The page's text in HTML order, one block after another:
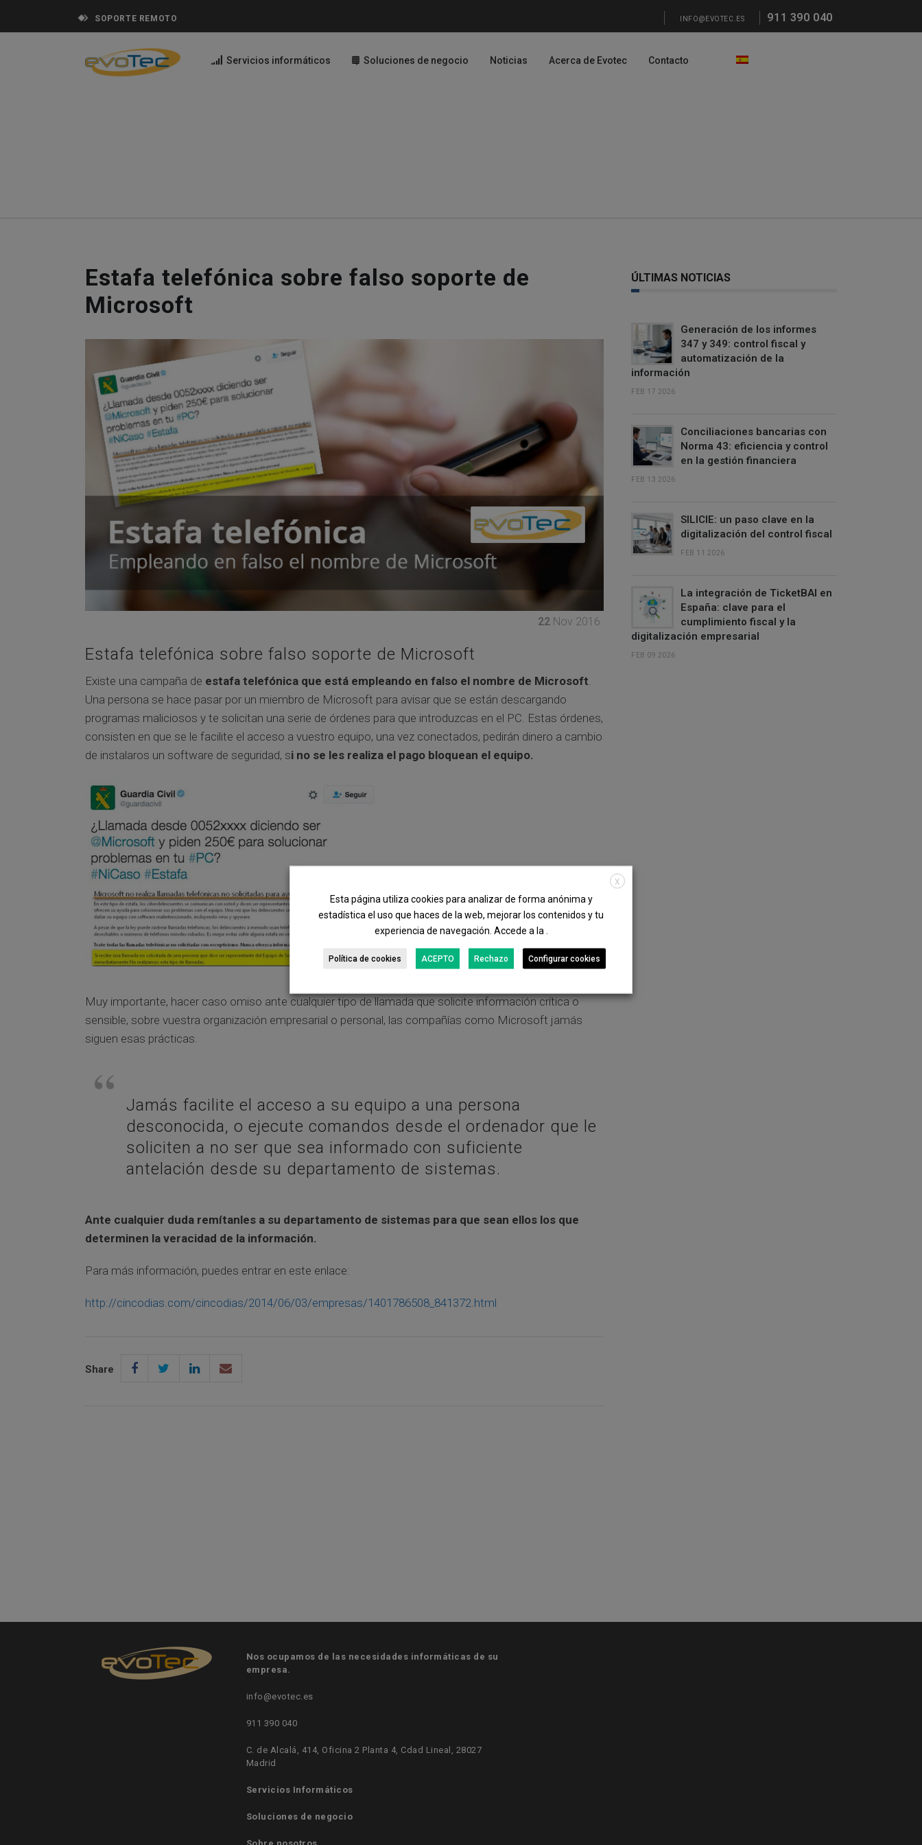
SOPORTE REMOTO INFO@EVOTEC.ES 911 390 040
Servicios informáticos Soluciones de negocio Noticias Acerca de Evotec Contacto
Estafa telefónica sobre falso soporte de
Microsoft
22 Nov 2016
Estafa telefónica sobre falso soporte de Microsoft
Existe una campaña de estafa telefónica que está empleando en falso el nombre de Microsoft.
Una persona se hace pasar por un miembro de Microsoft para avisar que se están descargando
programas maliciosos y te solicitan una serie de órdenes para que introduzcas en el PC. Estas órdenes,
consisten en que se le facilite el acceso a vuestro equipo, una vez conectados, pedirán dinero a cambio
de instalaros un software de seguridad, si no se les realiza el pago bloquean el equipo.
Muy importante, hacer caso omiso ante cualquier tipo de llamada que solicite información crítica o
sensible, sobre vuestra organización empresarial o personal, las compañías como Microsoft jamás
siguen esas prácticas.
Jamás facilite el acceso a su equipo a una persona
desconocida, o ejecute comandos desde el ordenador que le
soliciten a no ser que sea informado con suficiente
antelación desde su departamento de sistemas.
Ante cualquier duda remítanles a su departamento de sistemas para que sean ellos los que
determinen la veracidad de la información.
Para más información, puedes entrar en este enlace:
http://cincodias.com/cincodias/2014/06/03/empresas/1401786508_841372.html
Share
ÚLTIMAS NOTICIAS
Generación de los informes
347 y 349: control fiscal y
automatización de la
información
FEB 17 2026
Conciliaciones bancarias con
Norma 43: eficiencia y control
en la gestión financiera
FEB 13 2026
SILICIE: un paso clave en la
digitalización del control fiscal
FEB 11 2026
La integración de TicketBAI en
España: clave para el
cumplimiento fiscal y la
digitalización empresarial
FEB 09 2026
Nos ocupamos de las necesidades informáticas de su
empresa.
info@evotec.es
911 390 040
C. de Alcalá, 414, Oficina 2 Planta 4, Cdad Lineal, 28027
Madrid
Servicios Informáticos
Soluciones de negocio
X
Esta página utiliza cookies para analizar de forma anónima y
estadística el uso que haces de la web, mejorar los contenidos y tu
experiencia de navegación. Accede a la .
Política de cookies ACEPTO Rechazo Configurar cookies